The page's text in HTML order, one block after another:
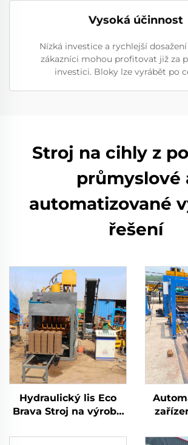
Vysoká účinnost
Nízká investice a rychlejší
zákazníci mohou profitovat již za
investici. Bloky lze vyrábět po
Stroj na cihly z
průmyslové
automatizované
řešení
Hydraulický lis Eco
Brava Stroj na výrobu
automatický stroj na